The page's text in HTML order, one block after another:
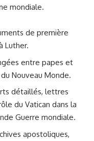
mondiale.
de première
Luther.
entre papes et
Nouveau Monde.
détaillés, lettres
du Vatican dans la
Guerre mondiale.
apostoliques,